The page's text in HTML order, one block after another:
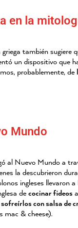
en la
también sugiere
un dispositivo que
probablemente, de
Mundo
al Nuevo Mundo a
la descubrieron
ingleses llevaron
decocinar fideos
sofreírlos con salsa de
mac & cheese).